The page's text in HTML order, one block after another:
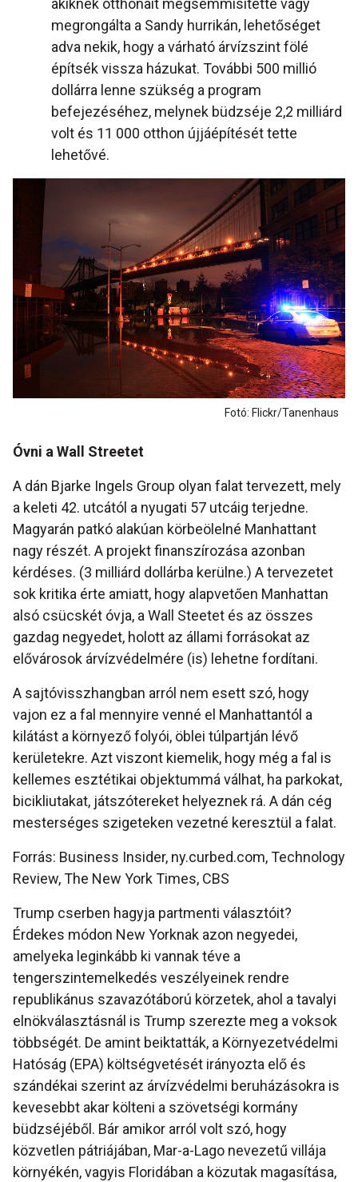
akiknek otthonait megsemmisítette vagy
megrongálta a Sandy hurrikán, lehetőséget
adva nekik, hogy a várható árvízszint fölé
építsék vissza házukat. További 500 millió
dollárra lenne szükség a program
befejezéséhez, melynek büdzséje 2,2 milliárd
volt és 11 000 otthon újjáépítését tette
lehetővé.
Fotó: Flickr/Tanenhaus
Óvni a Wall Streetet
A dán Bjarke Ingels Group olyan falat tervezett, mely
a keleti 42. utcától a nyugati 57 utcáig terjedne.
Magyarán patkó alakúan körbeölelné Manhattant
nagy részét. A projekt finanszírozása azonban
kérdéses. (3 milliárd dollárba kerülne.) A tervezetet
sok kritika érte amiatt, hogy alapvetően Manhattan
alsó csücskét óvja, a Wall Steetet és az összes
gazdag negyedet, holott az állami forrásokat az
elővárosok árvízvédelmére (is) lehetne fordítani.
A sajtóvisszhangban arról nem esett szó, hogy
vajon ez a fal mennyire venné el Manhattantól a
kilátást a környező folyói, öblei túlpartján lévő
kerületekre. Azt viszont kiemelik, hogy még a fal is
kellemes esztétikai objektummá válhat, ha parkokat,
bicikliutakat, játszótereket helyeznek rá. A dán cég
mesterséges szigeteken vezetné keresztül a falat.
Forrás: Business Insider, ny.curbed.com, Technology
Review, The New York Times, CBS
Trump cserben hagyja partmenti választóit?
Érdekes módon New Yorknak azon negyedei,
amelyeka leginkább ki vannak téve a
tengerszintemelkedés veszélyeinek rendre
republikánus szavazótáború körzetek, ahol a tavalyi
elnökválasztásnál is Trump szerezte meg a voksok
többségét. De amint beiktatták, a Környezetvédelmi
Hatóság (EPA) költségvetését irányozta elő és
szándékai szerint az árvízvédelmi beruházásokra is
kevesebbt akar költeni a szövetségi kormány
büdzséjéből. Bár amikor arról volt szó, hogy
közvetlen pátriájában, Mar-a-Lago nevezetű villája
környékén, vagyis Floridában a közutak magasítása,